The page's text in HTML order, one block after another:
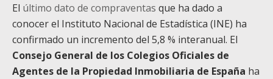
El último dato de compraventas que ha dado a
conocer el Instituto Nacional de Estadística (INE) ha
confirmado un incremento del 5,8 % interanual. El
Consejo General de los Colegios Oficiales de
Agentes de la Propiedad Inmobiliaria de España ha